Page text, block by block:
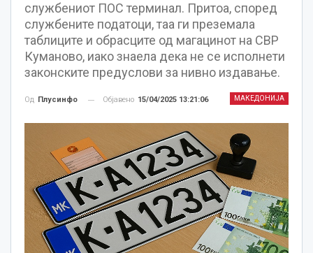
службениот ПОС терминал. Притоа, според
службените податоци, таа ги преземала
таблиците и обрасците од магацинот на СВР
Куманово, иако знаела дека не се исполнети
законските предуслови за нивно издавање.
МАКЕДОНИЈА
Од Плусинфо Објавено 15/04/2025 13:21:06